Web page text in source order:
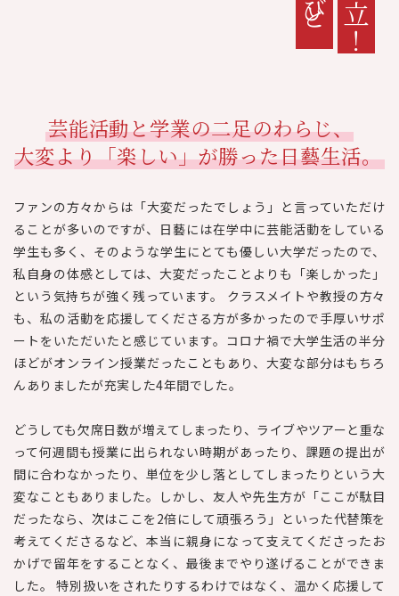
芸能活動と学業の二足のわらじ、
大変より「楽しい」が勝った日藝生活。
ファンの方々からは「大変だったでしょう」と言っていただけ
ることが多いのですが、日藝には在学中に芸能活動をしている
学生も多く、そのような学生にとても優しい大学だったので、
私自身の体感としては、大変だったことよりも「楽しかった」
という気持ちが強く残っています。 クラスメイトや教授の方々
も、私の活動を応援してくださる方が多かったので手厚いサポ
ートをいただいたと感じています。コロナ禍で大学生活の半分
ほどがオンライン授業だったこともあり、大変な部分はもちろ
んありましたが充実した4年間でした。
どうしても欠席日数が増えてしまったり、ライブやツアーと重な
って何週間も授業に出られない時期があったり、課題の提出が
間に合わなかったり、単位を少し落としてしまったりという大
変なこともありました。しかし、友人や先生方が「ここが駄目
だったなら、次はここを2倍にして頑張ろう」といった代替策を
考えてくださるなど、本当に親身になって支えてくださったお
かげで留年をすることなく、最後までやり遂げることができま
した。 特別扱いをされたりするわけではなく、温かく応援して